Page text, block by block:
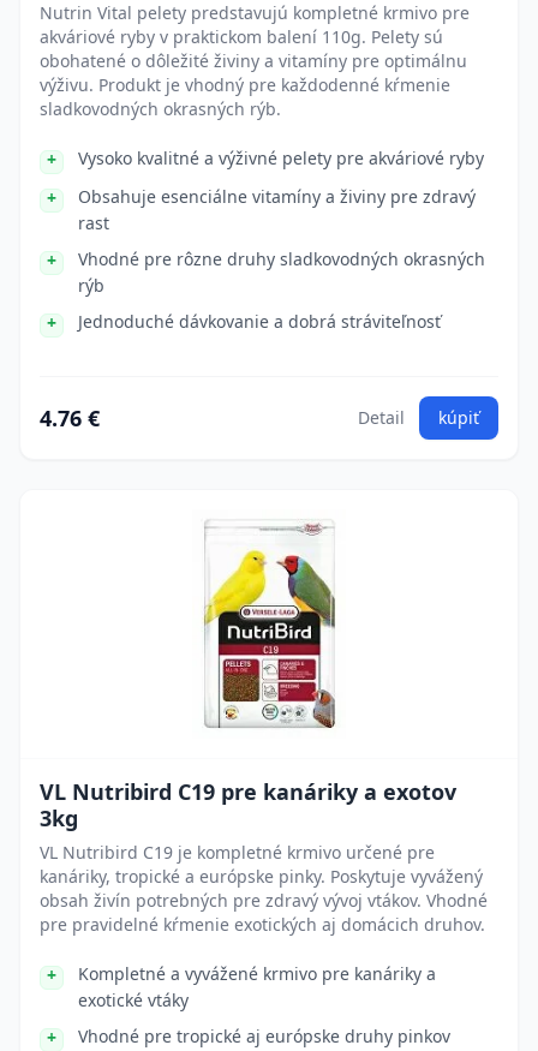
Nutrin Vital pelety predstavujú kompletné krmivo pre
akváriové ryby v praktickom balení 110g. Pelety sú
obohatené o dôležité živiny a vitamíny pre optimálnu
výživu. Produkt je vhodný pre každodenné kŕmenie
sladkovodných okrasných rýb.
Vysoko kvalitné a výživné pelety pre akváriové ryby
Obsahuje esenciálne vitamíny a živiny pre zdravý
rast
Vhodné pre rôzne druhy sladkovodných okrasných
rýb
Jednoduché dávkovanie a dobrá stráviteľnosť
4.76 € Detail kúpiť
VL Nutribird C19 pre kanáriky a exotov
3kg
VL Nutribird C19 je kompletné krmivo určené pre
kanáriky, tropické a európske pinky. Poskytuje vyvážený
obsah živín potrebných pre zdravý vývoj vtákov. Vhodné
pre pravidelné kŕmenie exotických aj domácich druhov.
Kompletné a vyvážené krmivo pre kanáriky a
exotické vtáky
Vhodné pre tropické aj európske druhy pinkov